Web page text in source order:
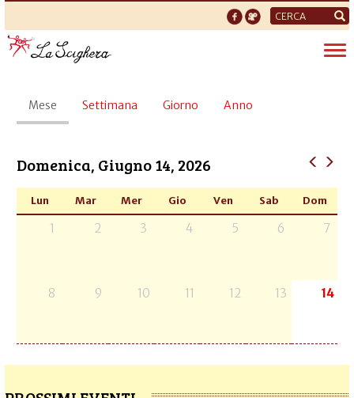
Form
di
ricerca
Schede
primarie
Mese (scheda
attiva)
Settimana Giorno Anno
Domenica, Giugno 14, 2026
Lun Mar Mer Gio Ven Sab Dom
1 2 3 4 5 6 7
8 9 10 11 12 13 14